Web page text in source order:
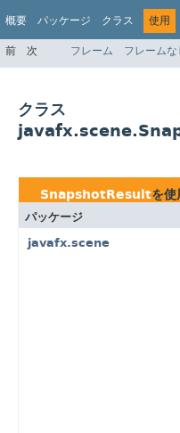
概要 パッケージ クラス 使用
前 次 フレーム フレームな
クラス
SnapshotResultを使
パッケージ
javafx.scene